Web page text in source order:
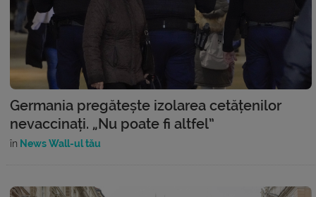
Germania pregătește izolarea cetățenilor
nevaccinați. „Nu poate fi altfel”
în News Wall-ul tău